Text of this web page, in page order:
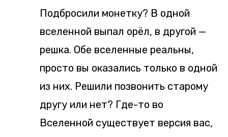
Подбросили монетку? В одной
вселенной выпал орёл, в другой —
решка. Обе вселенные реальны,
просто вы оказались только в одной
из них. Решили позвонить старому
другу или нет? Где-то во
Вселенной существует версия вас,